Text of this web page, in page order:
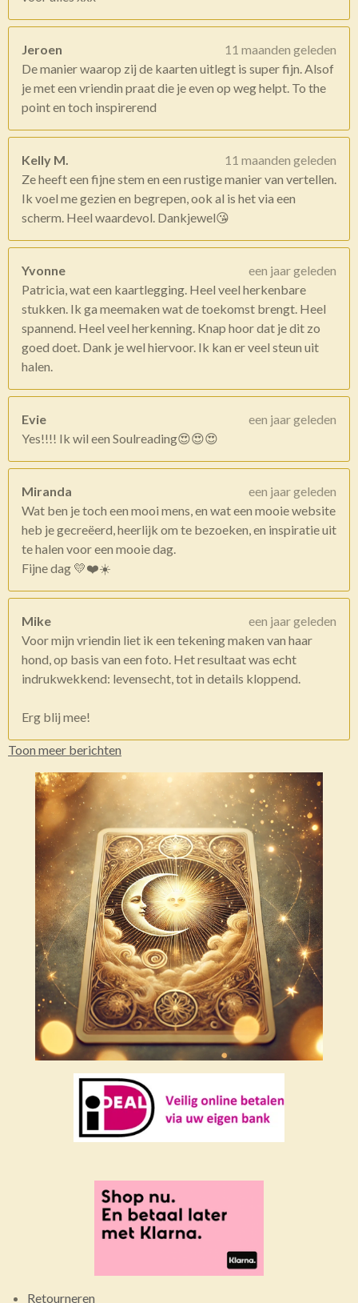
Jeroen
11 maanden geleden
De manier waarop zij de kaarten uitlegt is super fijn. Alsof
je met een vriendin praat die je even op weg helpt. To the
point en toch inspirerend
Kelly M.
11 maanden geleden
Ze heeft een fijne stem en een rustige manier van vertellen.
Ik voel me gezien en begrepen, ook al is het via een
scherm. Heel waardevol. Dankjewel😘
Yvonne
een jaar geleden
Patricia, wat een kaartlegging. Heel veel herkenbare
stukken. Ik ga meemaken wat de toekomst brengt. Heel
spannend. Heel veel herkenning. Knap hoor dat je dit zo
goed doet. Dank je wel hiervoor. Ik kan er veel steun uit
halen.
Evie
een jaar geleden
Yes!!!! Ik wil een Soulreading😍😍😍
Miranda
een jaar geleden
Wat ben je toch een mooi mens, en wat een mooie website
heb je gecreëerd, heerlijk om te bezoeken, en inspiratie uit
te halen voor een mooie dag.
Fijne dag 💛❤️☀️
Mike
een jaar geleden
Voor mijn vriendin liet ik een tekening maken van haar
hond, op basis van een foto. Het resultaat was echt
indrukwekkend: levensecht, tot in details kloppend.
Erg blij mee!
Toon meer berichten
Retourneren